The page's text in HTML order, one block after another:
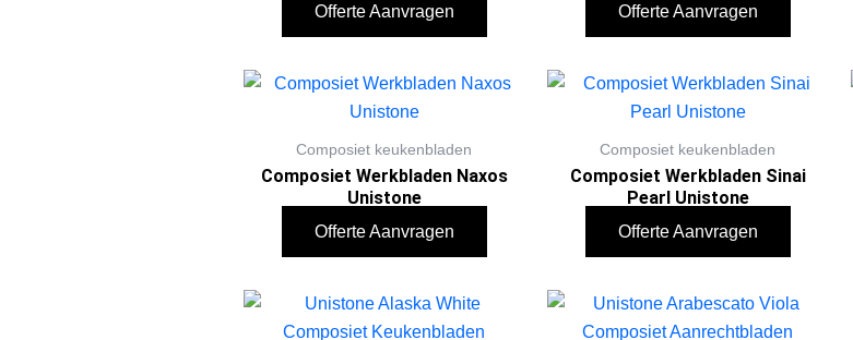
Offerte Aanvragen Offerte Aanvragen
Composiet keukenbladen
Composiet Werkbladen Naxos
Unistone
Offerte Aanvragen
Composiet keukenbladen
Composiet Werkbladen Sinai
Pearl Unistone
Offerte Aanvragen